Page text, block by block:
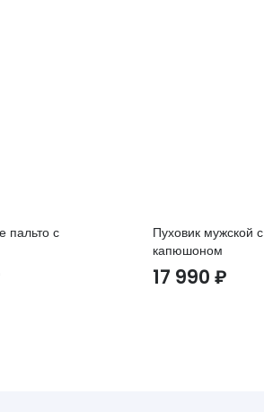
пальто с
Пуховик мужской с
капюшоном
17 990 ₽